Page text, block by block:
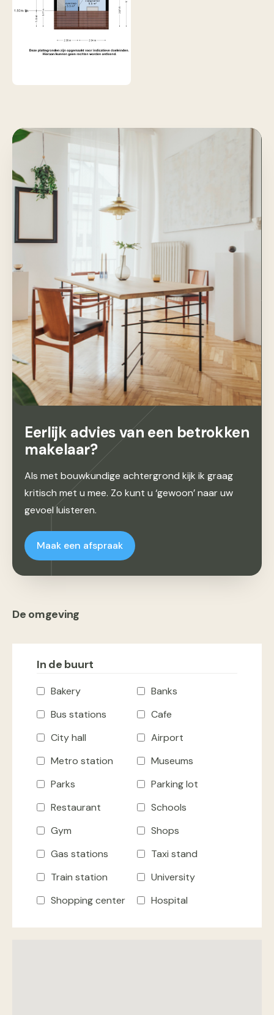
Eerlijk advies van een betrokken
makelaar?
Als met bouwkundige achtergrond kijk ik graag
kritisch met u mee. Zo kunt u ‘gewoon’ naar uw
gevoel luisteren.
Maak een afspraak
De omgeving
In de buurt
Bakery
Banks
Bus stations
Cafe
City hall
Airport
Metro station
Museums
Parks
Parking lot
Restaurant
Schools
Gym
Shops
Gas stations
Taxi stand
Train station
University
Shopping center
Hospital